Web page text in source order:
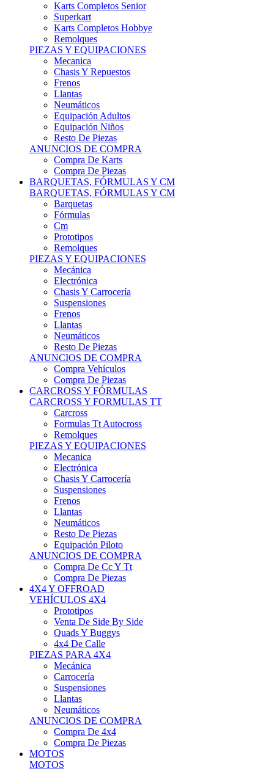
Karts Completos Hobbye
Remolques
PIEZAS Y EQUIPACIONES
Mecanica
Chasis Y Repuestos
Frenos
Llantas
Neumáticos
Equipación Adultos
Equipación Niños
Resto De Piezas
ANUNCIOS DE COMPRA
Compra De Karts
Compra De Piezas
BARQUETAS, FÓRMULAS Y CM
BARQUETAS, FÓRMULAS Y CM
Barquetas
Fórmulas
Cm
Prototipos
Remolques
PIEZAS Y EQUIPACIONES
Mecánica
Electrónica
Chasis Y Carrocería
Suspensiones
Frenos
Llantas
Neumáticos
Resto De Piezas
ANUNCIOS DE COMPRA
Compra Vehículos
Compra De Piezas
CARCROSS Y FÓRMULAS
CARCROSS Y FORMULAS TT
Carcross
Formulas Tt Autocross
Remolques
PIEZAS Y EQUIPACIONES
Mecanica
Electrónica
Chasis Y Carrocería
Suspensiones
Frenos
Llantas
Neumáticos
Resto De Piezas
Equipación Piloto
ANUNCIOS DE COMPRA
Compra De Cc Y Tt
Compra De Piezas
4X4 Y OFFROAD
VEHÍCULOS 4X4
Prototipos
Venta De Side By Side
Quads Y Buggys
4x4 De Calle
PIEZAS PARA 4X4
Mecánica
Carrocería
Suspensiones
Llantas
Neumáticos
ANUNCIOS DE COMPRA
Compra De 4x4
Compra De Piezas
MOTOS
MOTOS
Motos De Circuito